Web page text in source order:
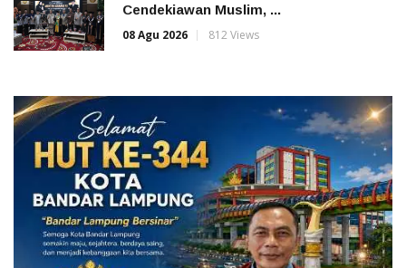
Cendekiawan Muslim, ...
08 Agu 2026
812 Views